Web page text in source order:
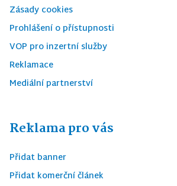
Zásady cookies
Prohlášení o přístupnosti
VOP pro inzertní služby
Reklamace
Mediální partnerství
Reklama pro vás
Přidat banner
Přidat komerční článek